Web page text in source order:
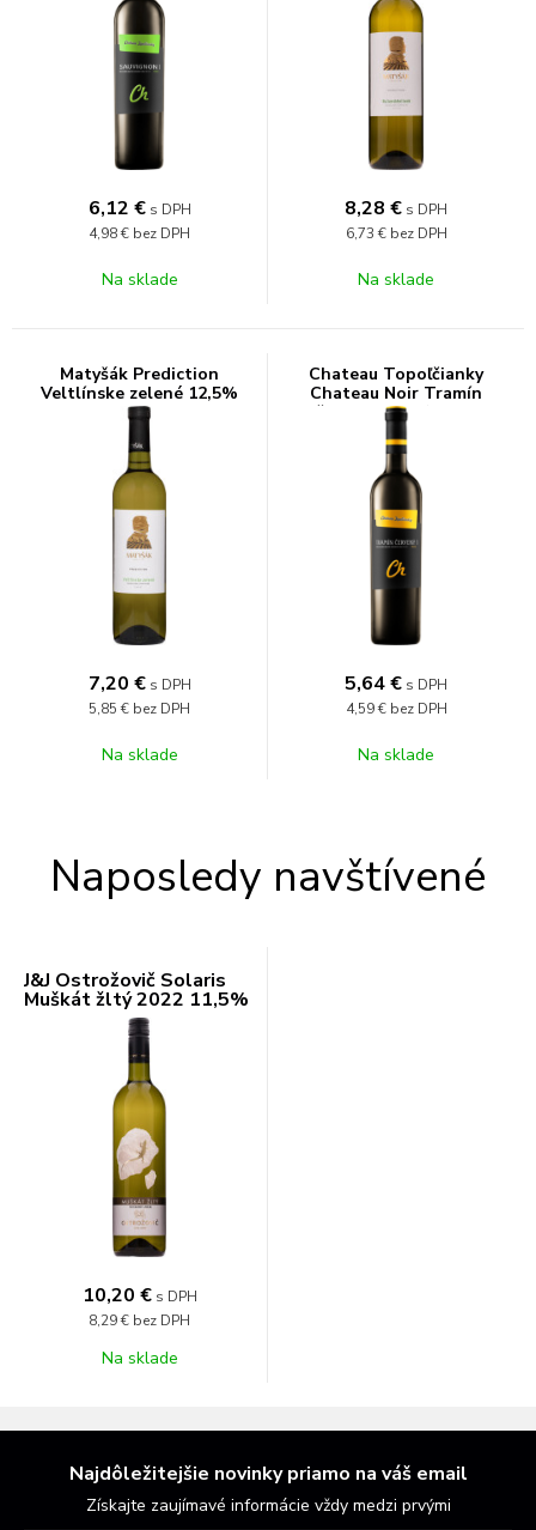
6,12 € s DPH
4,98 € bez DPH
Na sklade
8,28 € s DPH
6,73 € bez DPH
Na sklade
Matyšák Prediction
Veltlínske zelené 12,5%
0,75l
7,20 € s DPH
5,85 € bez DPH
Na sklade
Chateau Topoľčianky
Chateau Noir Tramín
červený 12,5% 0,75l
5,64€ s DPH
4,59 € bez DPH
Na sklade
Naposledy navštívené
J&J Ostrožovič Solaris
Muškát žltý 2022 11,5%
10,20 € s DPH
8,29 € bez DPH
Na sklade
Najdôležitejšie novinky priamo na váš email
Získajte zaujímavé informácie vždy medzi prvými